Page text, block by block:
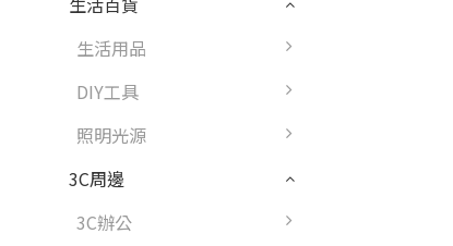
生活用品
DIY工具
照明光源
3C周邊
3C辦公